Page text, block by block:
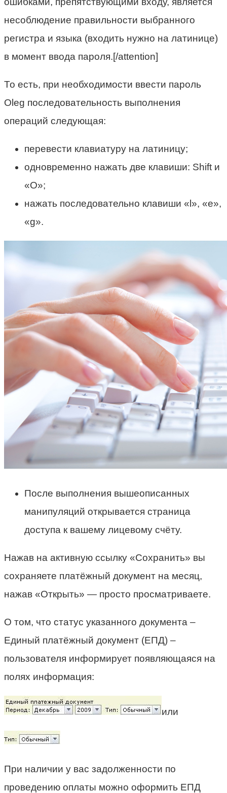
несоблюдение правильности выбранного
регистра и языка (входить нужно на латинице)
в момент ввода пароля.[/attention]
То есть, при необходимости ввести пароль
Oleg последовательность выполнения
операций следующая:
перевести клавиатуру на латиницу;
одновременно нажать две клавиши: Shift и
«О»;
нажать последовательно клавиши «l», «е»,
«g».
После выполнения вышеописанных
манипуляций открывается страница
доступа к вашему лицевому счёту.
Нажав на активную ссылку «Сохранить» вы
сохраняете платёжный документ на месяц,
нажав «Открыть» — просто просматриваете.
О том, что статус указанного документа –
Единый платёжный документ (ЕПД) –
пользователя информирует появляющаяся на
полях информация:
или
При наличии у вас задолженности по
проведению оплаты можно оформить ЕПД